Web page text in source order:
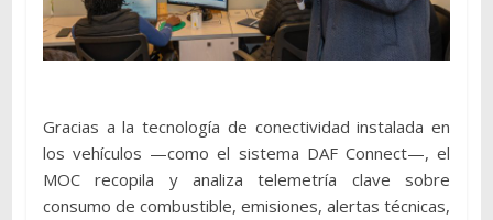
Gracias a la tecnología de conectividad instalada en
los vehículos —como el sistema DAF Connect—, el
MOC recopila y analiza telemetría clave sobre
consumo de combustible, emisiones, alertas técnicas,